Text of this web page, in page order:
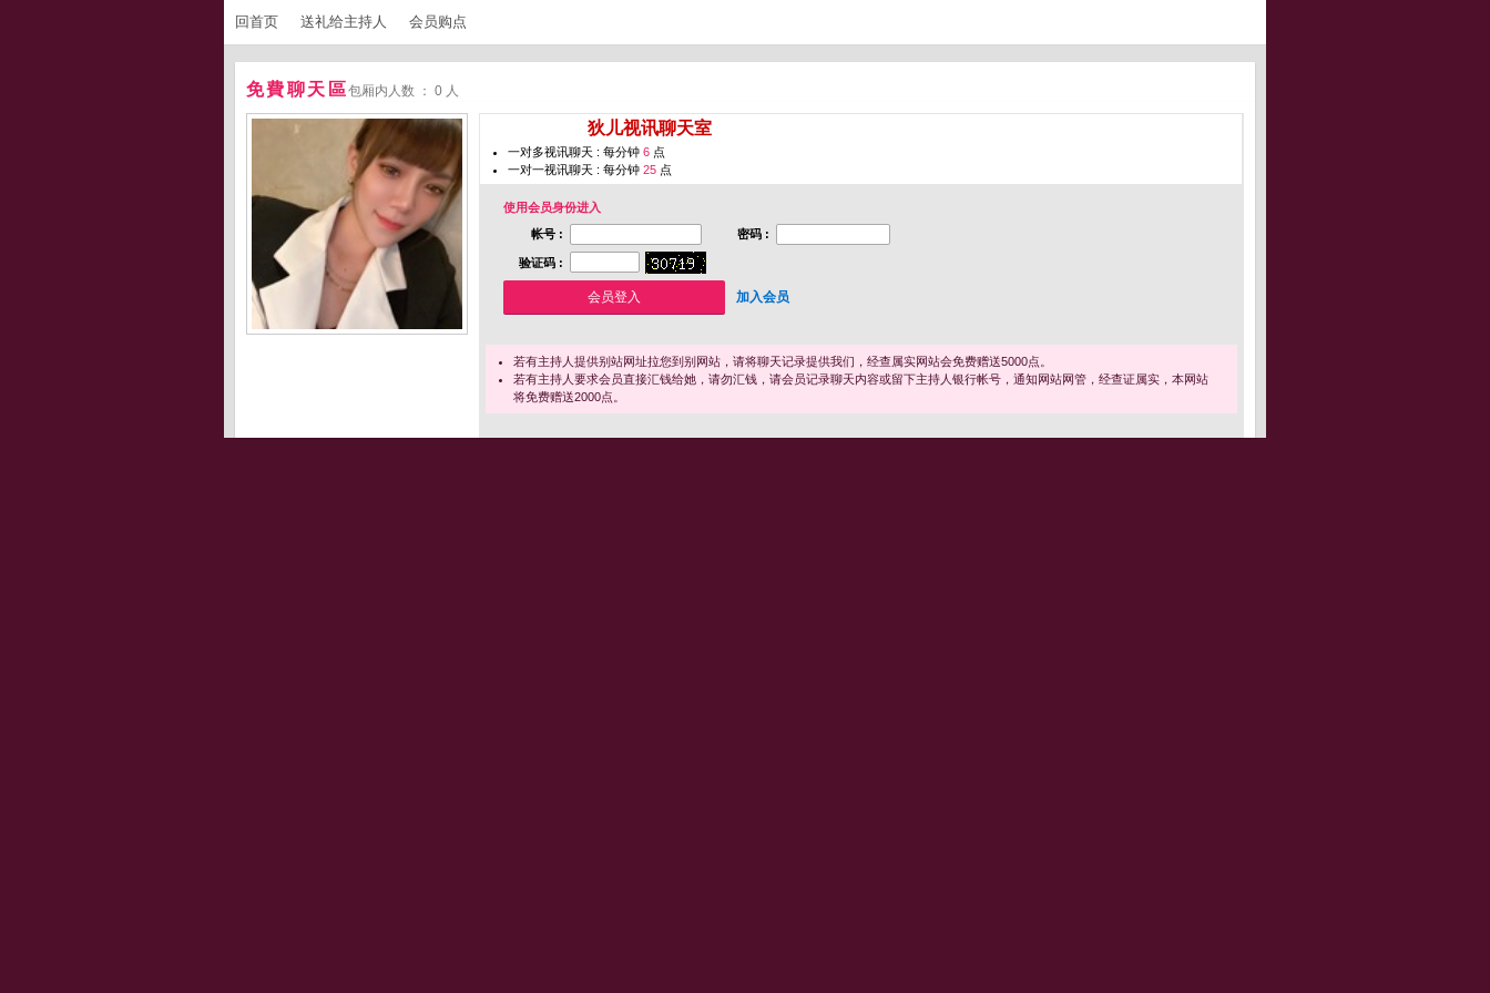
回首页 送礼给主持人 会员购点
免費聊天區包厢内人数 ： 0 人
狄儿视讯聊天室
一对多视讯聊天 : 每分钟 6 点
一对一视讯聊天 : 每分钟 25 点
使用会员身份进入
帐号 :
密码 :
验证码 :
加入会员
若有主持人提供别站网址拉您到别网站，请将聊天记录提供我们，经查属实网站会免费赠送5000点。
若有主持人要求会员直接汇钱给她，请勿汇钱，请会员记录聊天内容或留下主持人银行帐号，通知网站网管，经查证属实，本网站
将免费赠送2000点。